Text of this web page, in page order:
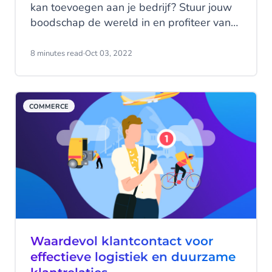
kan toevoegen aan je bedrijf? Stuur jouw
boodschap de wereld in en profiteer van
8 minutes read·Oct 03, 2022
COMMERCE
Waardevol klantcontact voor
effectieve logistiek en duurzame